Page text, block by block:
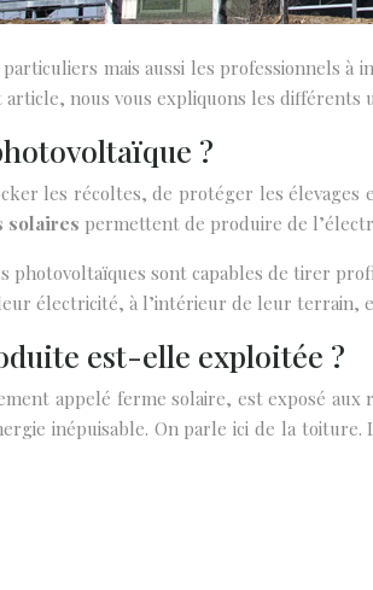
mais aussi les professionnels
nous vous expliquons les
?
les récoltes, de protéger les
solaires permettent de produire de
photovoltaïques sont capables de tirer
électricité, à l’intérieur de leur terrain,
est-elle exploitée ?
appelé ferme solaire, est exposé
inépuisable. On parle ici de la